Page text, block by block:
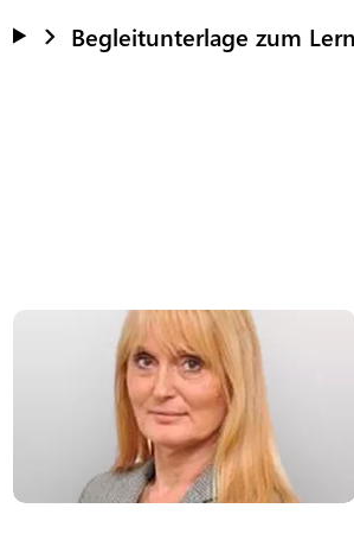
Begleitunterlage zum